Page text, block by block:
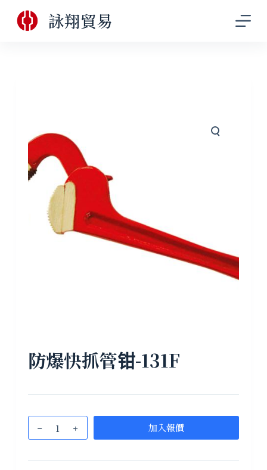
跳
至
詠翔貿易
防爆快抓管钳-131F
加入報價